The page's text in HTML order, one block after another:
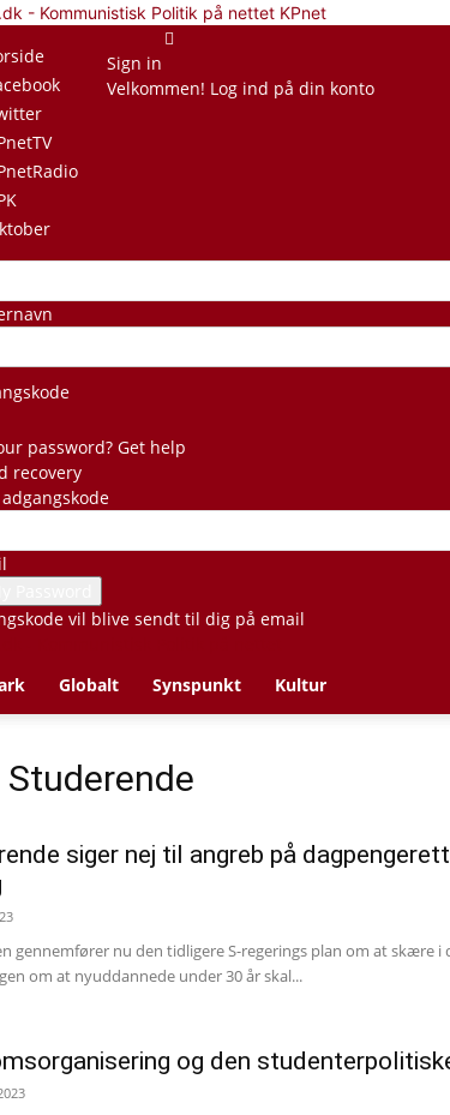
KPnet
Sign in
Velkommen! Log ind på din konto
password? Get help
recovery
vil blive sendt til dig på email
Globalt Synspunkt Kultur
Studerende
siger nej til angreb på
gennemfører nu den tidligere S-regerings plan om at skære
om at nyuddannede under 30 år skal...
og den